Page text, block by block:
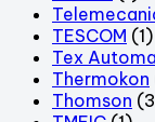
TESCOM (1)
Tex
Thermokon
Thomson